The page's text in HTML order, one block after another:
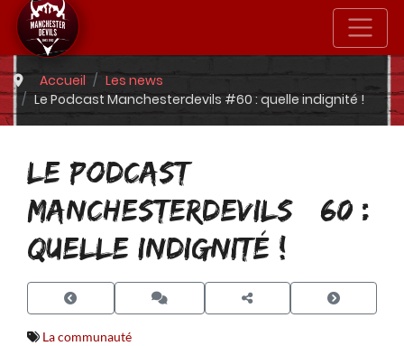
Accueil
Les news
Le Podcast Manchesterdevils #60 : quelle indignité !
LE PODCAST
MANCHESTERDEVILS #60 :
QUELLE INDIGNITÉ !
La communauté